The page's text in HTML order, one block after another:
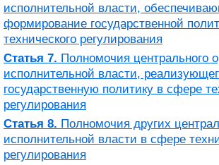
исполнительной власти,
формирование государственной
технического регулирования
Статья 7. Полномочия центрального
исполнительной власти,
государственную политику в сфере
регулирования
Статья 8. Полномочия других
исполнительной власти в сфере
регулирования